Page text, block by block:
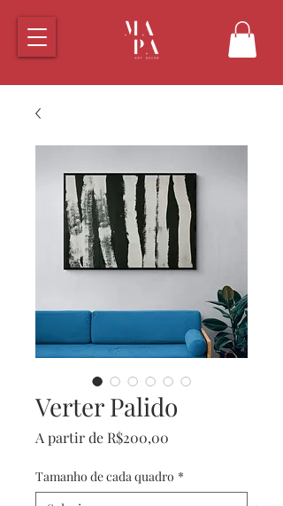
Verter Palido
A partir de R$200,00
Tamanho de cada quadro *